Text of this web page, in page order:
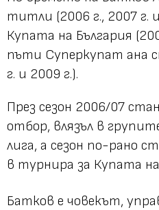
титли (2006 г., 2007 г.
Купата на България
пъти Суперкупат ана
г. и 2009 г.).
През сезон 2006/07
отбор, влязъл в
лига, а сезон по-рано
в турнира за Купата
Батков е човекът,